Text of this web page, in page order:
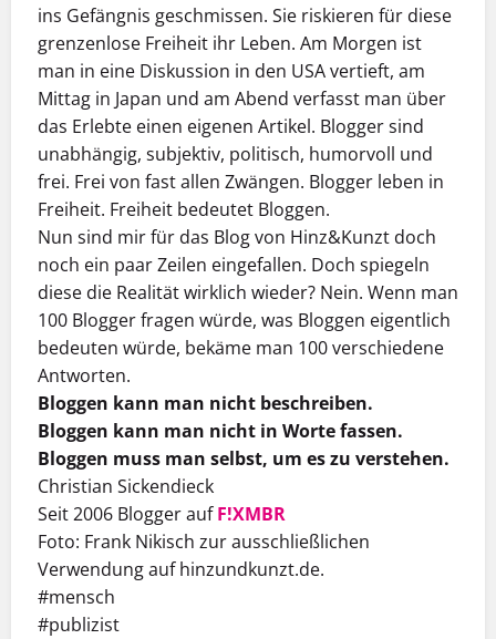
ins Gefängnis geschmissen. Sie riskieren für diese
grenzenlose Freiheit ihr Leben. Am Morgen ist
man in eine Diskussion in den USA vertieft, am
Mittag in Japan und am Abend verfasst man über
das Erlebte einen eigenen Artikel. Blogger sind
unabhängig, subjektiv, politisch, humorvoll und
frei. Frei von fast allen Zwängen. Blogger leben in
Freiheit. Freiheit bedeutet Bloggen.
Nun sind mir für das Blog von Hinz&Kunzt doch
noch ein paar Zeilen eingefallen. Doch spiegeln
diese die Realität wirklich wieder? Nein. Wenn man
100 Blogger fragen würde, was Bloggen eigentlich
bedeuten würde, bekäme man 100 verschiedene
Antworten.
Bloggen kann man nicht beschreiben.
Bloggen kann man nicht in Worte fassen.
Bloggen muss man selbst, um es zu verstehen.
Christian Sickendieck
Seit 2006 Blogger aufF!XMBR
Foto: Frank Nikisch zur ausschließlichen
Verwendung auf hinzundkunzt.de.
#mensch
#publizist